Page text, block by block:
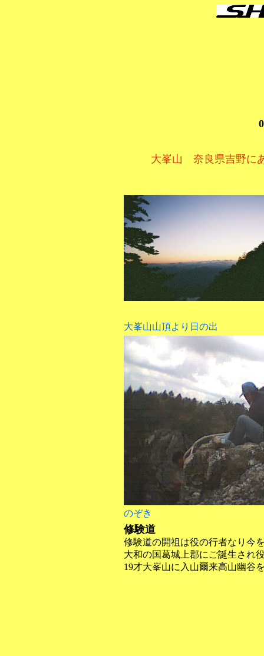
大峯山 奈良県吉野に
大峯山山頂より日の出
のぞき
修験道
修験道の開祖は役の行者なり今
大和の国葛城上郡にご誕生され
19才大峯山に入山爾来高山幽谷